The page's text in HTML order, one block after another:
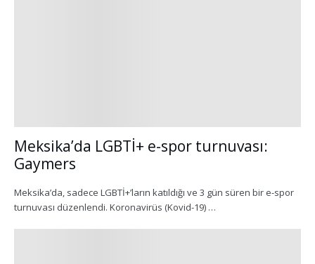
Meksika’da LGBTİ+ e-spor turnuvası:
Gaymers
Meksika’da, sadece LGBTİ+’ların katıldığı ve 3 gün süren bir e-spor
turnuvası düzenlendi. Koronavirüs (Kovid-19) …